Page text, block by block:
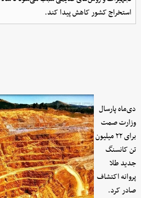
استخراج کشور کاهش پیدا کند.
دی‌ماه پارسال
وزارت صمت
برای ۲۲ میلیون
تن کانسنگ
جدید طلا
پروانه اکتشاف
صادر کرد.